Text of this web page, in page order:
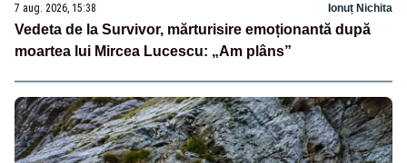
7 aug. 2026, 15:38 Ionuț Nichita
Vedeta de la Survivor, mărturisire emoționantă după
moartea lui Mircea Lucescu: „Am plâns”